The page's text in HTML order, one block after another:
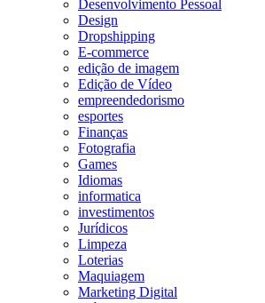
Desenvolvimento Pessoal
Design
Dropshipping
E-commerce
edição de imagem
Edição de Vídeo
empreendedorismo
esportes
Finanças
Fotografia
Games
Idiomas
informatica
investimentos
Jurídicos
Limpeza
Loterias
Maquiagem
Marketing Digital